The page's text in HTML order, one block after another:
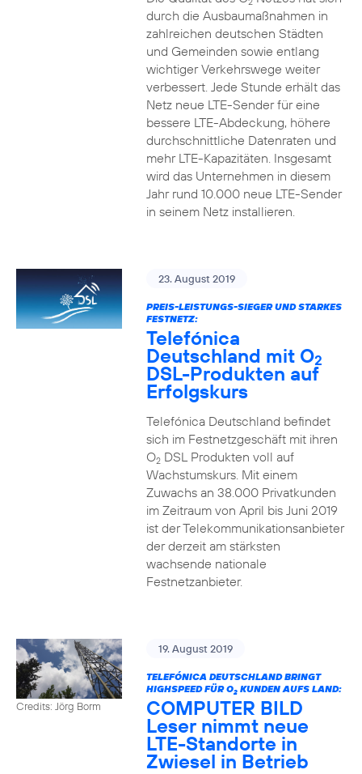
durch die Ausbaumaßnahmen in
zahlreichen deutschen Städten
und Gemeinden sowie entlang
wichtiger Verkehrswege weiter
verbessert. Jede Stunde erhält das
Netz neue LTE-Sender für eine
bessere LTE-Abdeckung, höhere
durchschnittliche Datenraten und
mehr LTE-Kapazitäten. Insgesamt
wird das Unternehmen in diesem
Jahr rund 10.000 neue LTE-Sender
in seinem Netz installieren.
23. August 2019
PREIS-LEISTUNGS-SIEGER UND STARKES
FESTNETZ:
Telefónica
Deutschland mit O2
DSL-Produkten auf
Erfolgskurs
Telefónica Deutschland befindet
sich im Festnetzgeschäft mit ihren
O2DSL Produkten voll auf
Wachstumskurs. Mit einem
Zuwachs an 38.000 Privatkunden
im Zeitraum von April bis Juni 2019
ist der Telekommunikationsanbieter
der derzeit am stärksten
wachsende nationale
Festnetzanbieter.
Credits: Jörg Borm
19. August 2019
TELEFÓNICA DEUTSCHLAND BRINGT
HIGHSPEED FÜR O2KUNDEN AUFS LAND:
COMPUTER BILD
Leser nimmt neue
LTE-Standorte in
Zwiesel in Betrieb